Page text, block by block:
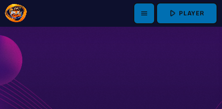
menu play_arrow PLAYER